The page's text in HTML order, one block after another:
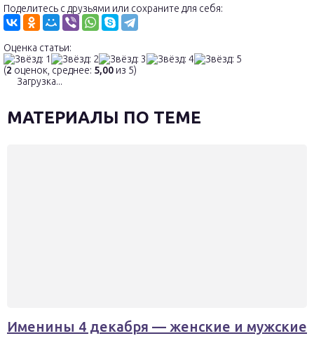
Поделитесь с друзьями или сохраните для себя:
Оценка статьи:
(2 оценок, среднее: 5,00 из 5)
Загрузка...
МАТЕРИАЛЫ ПО ТЕМЕ
Именины 4 декабря — женские и мужские